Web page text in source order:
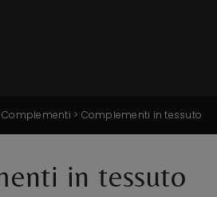
Complementi > Complementi in tessuto
in tessuto